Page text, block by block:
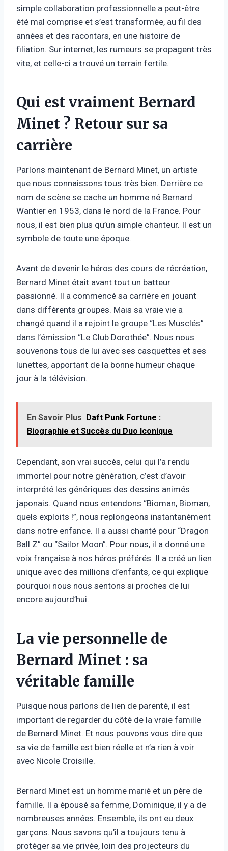
simple collaboration professionnelle a peut-être
été mal comprise et s’est transformée, au fil des
années et des racontars, en une histoire de
filiation. Sur internet, les rumeurs se propagent très
vite, et celle-ci a trouvé un terrain fertile.
Qui est vraiment Bernard
Minet ? Retour sur sa
carrière
Parlons maintenant de Bernard Minet, un artiste
que nous connaissons tous très bien. Derrière ce
nom de scène se cache un homme né Bernard
Wantier en 1953, dans le nord de la France. Pour
nous, il est bien plus qu’un simple chanteur. Il est un
symbole de toute une époque.
Avant de devenir le héros des cours de récréation,
Bernard Minet était avant tout un batteur
passionné. Il a commencé sa carrière en jouant
dans différents groupes. Mais sa vraie vie a
changé quand il a rejoint le groupe “Les Musclés”
dans l’émission “Le Club Dorothée”. Nous nous
souvenons tous de lui avec ses casquettes et ses
lunettes, apportant de la bonne humeur chaque
jour à la télévision.
En Savoir Plus Daft Punk Fortune :
Biographie et Succès du Duo Iconique
Cependant, son vrai succès, celui qui l’a rendu
immortel pour notre génération, c’est d’avoir
interprété les génériques des dessins animés
japonais. Quand nous entendons “Bioman, Bioman,
quels exploits !”, nous replongeons instantanément
dans notre enfance. Il a aussi chanté pour “Dragon
Ball Z” ou “Sailor Moon”. Pour nous, il a donné une
voix française à nos héros préférés. Il a créé un lien
unique avec des millions d’enfants, ce qui explique
pourquoi nous nous sentons si proches de lui
encore aujourd’hui.
La vie personnelle de
Bernard Minet : sa
véritable famille
Puisque nous parlons de lien de parenté, il est
important de regarder du côté de la vraie famille
de Bernard Minet. Et nous pouvons vous dire que
sa vie de famille est bien réelle et n’a rien à voir
avec Nicole Croisille.
Bernard Minet est un homme marié et un père de
famille. Il a épousé sa femme, Dominique, il y a de
nombreuses années. Ensemble, ils ont eu deux
garçons. Nous savons qu’il a toujours tenu à
protéger sa vie privée, loin des projecteurs du